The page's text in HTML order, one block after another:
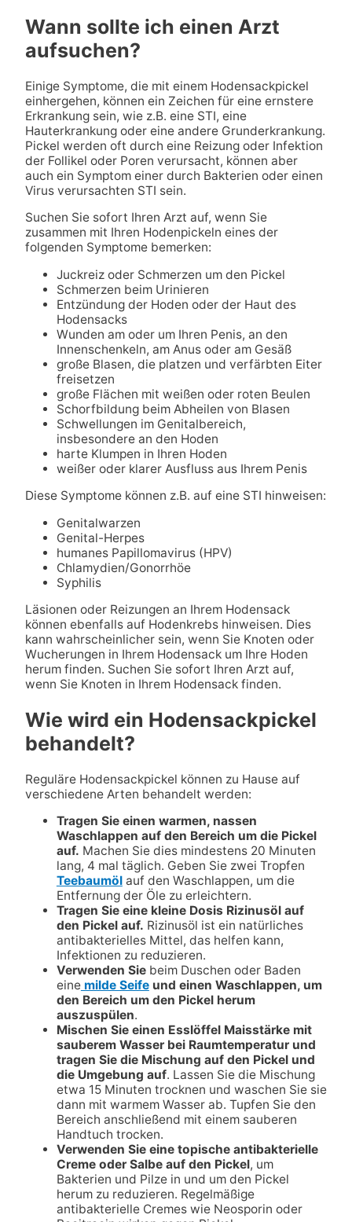
Wann sollte ich einen Arzt
aufsuchen?
Einige Symptome, die mit einem Hodensackpickel
einhergehen, können ein Zeichen für eine ernstere
Erkrankung sein, wie z.B. eine STI, eine
Hauterkrankung oder eine andere Grunderkrankung.
Pickel werden oft durch eine Reizung oder Infektion
der Follikel oder Poren verursacht, können aber
auch ein Symptom einer durch Bakterien oder einen
Virus verursachten STI sein.
Suchen Sie sofort Ihren Arzt auf, wenn Sie
zusammen mit Ihren Hodenpickeln eines der
folgenden Symptome bemerken:
Juckreiz oder Schmerzen um den Pickel
Schmerzen beim Urinieren
Entzündung der Hoden oder der Haut des
Hodensacks
Wunden am oder um Ihren Penis, an den
Innenschenkeln, am Anus oder am Gesäß
große Blasen, die platzen und verfärbten Eiter
freisetzen
große Flächen mit weißen oder roten Beulen
Schorfbildung beim Abheilen von Blasen
Schwellungen im Genitalbereich,
insbesondere an den Hoden
harte Klumpen in Ihren Hoden
weißer oder klarer Ausfluss aus Ihrem Penis
Diese Symptome können z.B. auf eine STI hinweisen:
Genitalwarzen
Genital-Herpes
humanes Papillomavirus (HPV)
Chlamydien/Gonorrhöe
Syphilis
Läsionen oder Reizungen an Ihrem Hodensack
können ebenfalls auf Hodenkrebs hinweisen. Dies
kann wahrscheinlicher sein, wenn Sie Knoten oder
Wucherungen in Ihrem Hodensack um Ihre Hoden
herum finden. Suchen Sie sofort Ihren Arzt auf,
wenn Sie Knoten in Ihrem Hodensack finden.
Wie wird ein Hodensackpickel
behandelt?
Reguläre Hodensackpickel können zu Hause auf
verschiedene Arten behandelt werden:
Tragen Sie einen warmen, nassen
Waschlappen auf den Bereich um die Pickel
auf. Machen Sie dies mindestens 20 Minuten
lang, 4 mal täglich. Geben Sie zwei Tropfen
Teebaumölauf den Waschlappen, um die
Entfernung der Öle zu erleichtern.
Tragen Sie eine kleine Dosis Rizinusöl auf
den Pickel auf. Rizinusöl ist ein natürliches
antibakterielles Mittel, das helfen kann,
Infektionen zu reduzieren.
Verwenden Sie beim Duschen oder Baden
einemilde Seifeund einen Waschlappen, um
den Bereich um den Pickel herum
auszuspülen.
Mischen Sie einen Esslöffel Maisstärke mit
sauberem Wasser bei Raumtemperatur und
tragen Sie die Mischung auf den Pickel und
die Umgebung auf. Lassen Sie die Mischung
etwa 15 Minuten trocknen und waschen Sie sie
dann mit warmem Wasser ab. Tupfen Sie den
Bereich anschließend mit einem sauberen
Handtuch trocken.
Verwenden Sie eine topische antibakterielle
Creme oder Salbe auf den Pickel, um
Bakterien und Pilze in und um den Pickel
herum zu reduzieren. Regelmäßige
antibakterielle Cremes wie Neosporin oder